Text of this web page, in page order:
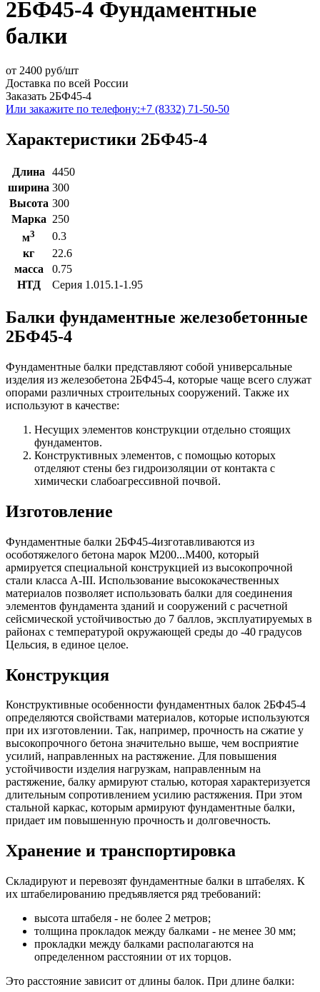
2БФ45-4 Фундаментные
балки
от 2400 руб/шт
Доставка по всей России
Заказать 2БФ45-4
Или закажите по телефону:+7 (8332) 71-50-50
Характеристики 2БФ45-4
Длина
4450
ширина 300
Высота 300
Марка 250
м3
0.3
кг
22.6
масса
0.75
НТД
Серия 1.015.1-1.95
Балки фундаментные железобетонные
2БФ45-4
Фундаментные балки представляют собой универсальные
изделия из железобетона 2БФ45-4, которые чаще всего служат
опорами различных строительных сооружений. Также их
используют в качестве:
Несущих элементов конструкции отдельно стоящих
фундаментов.
Конструктивных элементов, с помощью которых
отделяют стены без гидроизоляции от контакта с
химически слабоагрессивной почвой.
Изготовление
Фундаментные балки 2БФ45-4изготавливаются из
особотяжелого бетона марок М200...М400, который
армируется специальной конструкцией из высокопрочной
стали класса А-III. Использование высококачественных
материалов позволяет использовать балки для соединения
элементов фундамента зданий и сооружений с расчетной
сейсмической устойчивостью до 7 баллов, эксплуатируемых в
районах с температурой окружающей среды до -40 градусов
Цельсия, в единое целое.
Конструкция
Конструктивные особенности фундаментных балок 2БФ45-4
определяются свойствами материалов, которые используются
при их изготовлении. Так, например, прочность на сжатие у
высокопрочного бетона значительно выше, чем восприятие
усилий, направленных на растяжение. Для повышения
устойчивости изделия нагрузкам, направленным на
растяжение, балку армируют сталью, которая характеризуется
длительным сопротивлением усилию растяжения. При этом
стальной каркас, которым армируют фундаментные балки,
придает им повышенную прочность и долговечность.
Хранение и транспортировка
Складируют и перевозят фундаментные балки в штабелях. К
их штабелированию предъявляется ряд требований:
высота штабеля - не более 2 метров;
толщина прокладок между балками - не менее 30 мм;
прокладки между балками располагаются на
определенном расстоянии от их торцов.
Это расстояние зависит от длины балок. При длине балки: